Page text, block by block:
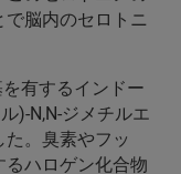
脳内のセロトニ
有するインドー
)-N,N-ジメチルエ
。臭素やフッ
ハロゲン化合物